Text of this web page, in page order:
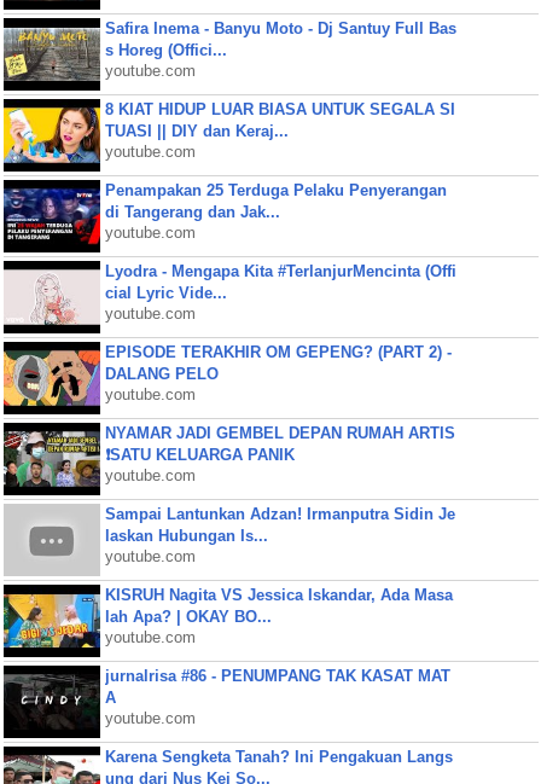
Safira Inema - Banyu Moto - Dj Santuy Full Bas
s Horeg (Offici...
youtube.com
8 KIAT HIDUP LUAR BIASA UNTUK SEGALA SI
TUASI || DIY dan Keraj...
youtube.com
Penampakan 25 Terduga Pelaku Penyerangan
di Tangerang dan Jak...
youtube.com
Lyodra - Mengapa Kita #TerlanjurMencinta (Offi
cial Lyric Vide...
youtube.com
EPISODE TERAKHIR OM GEPENG? (PART 2) -
DALANG PELO
youtube.com
NYAMAR JADI GEMBEL DEPAN RUMAH ARTIS
❗SATU KELUARGA PANIK
youtube.com
Sampai Lantunkan Adzan! Irmanputra Sidin Je
laskan Hubungan Is...
youtube.com
KISRUH Nagita VS Jessica Iskandar, Ada Masa
lah Apa? | OKAY BO...
youtube.com
jurnalrisa #86 - PENUMPANG TAK KASAT MAT
A
youtube.com
Karena Sengketa Tanah? Ini Pengakuan Langs
ung dari Nus Kei So...